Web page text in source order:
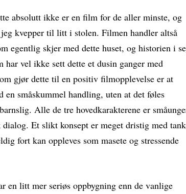
absolutt ikke er en film for de aller minste, og
kvepper til litt i stolen. Filmen handler altså
egentlig skjer med dette huset, og historien i
har vel ikke sett dette et dusin ganger med
gjør dette til en positiv filmopplevelse er at
en småskummel handling, uten at det føles
Alle de tre hovedkarakterene er
Et slikt konsept er meget dristig med
fort kan oppleves som masete og stressende
en litt mer seriøs oppbygning enn de vanlige